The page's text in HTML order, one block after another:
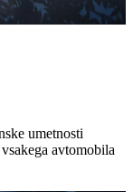
umetnosti
avtomobila